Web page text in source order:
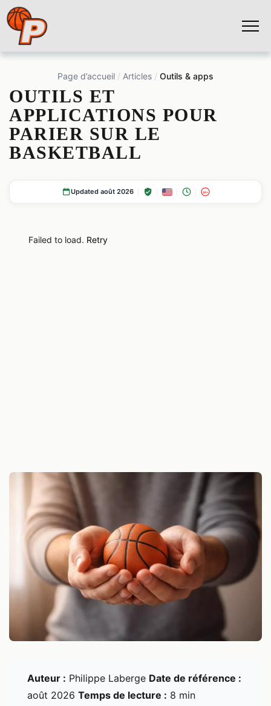
Page d’accueil Articles Outils & apps
OUTILS ET
APPLICATIONS POUR
PARIER SUR LE
BASKETBALL
Updated août 2026 18+
Failed to load. Retry
Auteur : Philippe Laberge Date de référence :
août 2026 Temps de lecture : 8 min